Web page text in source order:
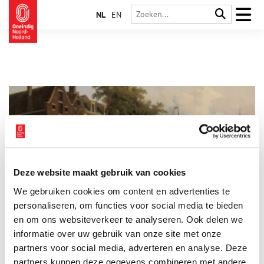
Deze website maakt gebruik van cookies
We gebruiken cookies om content en advertenties te
personaliseren, om functies voor social media te bieden
en om ons websiteverkeer te analyseren. Ook delen we
informatie over uw gebruik van onze site met onze
partners voor social media, adverteren en analyse. Deze
partners kunnen deze gegevens combineren met andere
NL EN
Amsterdam
Het is niet eens een enorme overdrijving dat Amsterdam als
handelsstad begon met bier. Het biertolrecht dat de stad kreeg
in 1323 was in ieder geval een belangrijke aanjager. Het
verklaart ook dat Amsterdam – een stad waar de ingrediënten
om te brouwen (schoon water, hop, gerst) niet direct
beschikbaar waren – kon uitgroeien tot een bierstad van